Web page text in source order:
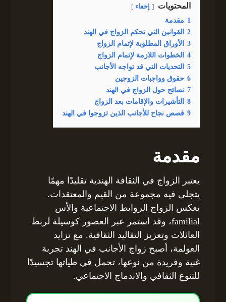
المحتويات إخفاء
1 مقدمة
2
القوانين التي تحكم الزواج في الهند
3
الأوراق المطلوبة لإتمام الزواج
4
الخطوات اللازمة لإتمام الزواج
5
التحديات التي قد تواجه الأجانب
6 حقوق وواجبات الزوجين
7 نصائح حول الزواج في الهند
8
التأشيرات والإقامات بعد الزواج
9 قصص نجاح للأجانب الذين تزوجوا في الهند
مقدمة
يعتبر الزواج في الثقافة الهندية تقليدًا مهمًا
يتجلى فيه مجموعة من القيم والمعتقدات.
يعكس الزواج الروابط الاجتماعية والأس
familial، وقد استمر عبر العصور كوسيلة لربط
العائلات وتعزيز التقاليد الثقافية. مع تزايد
العولمة، أصبح زواج الأجانب في الهند تجربة
غنية وفريدة من نوعها، تحمل في طياتها تجسيدًا
للتنوع الثقافي والاندماج الاجتماعي.